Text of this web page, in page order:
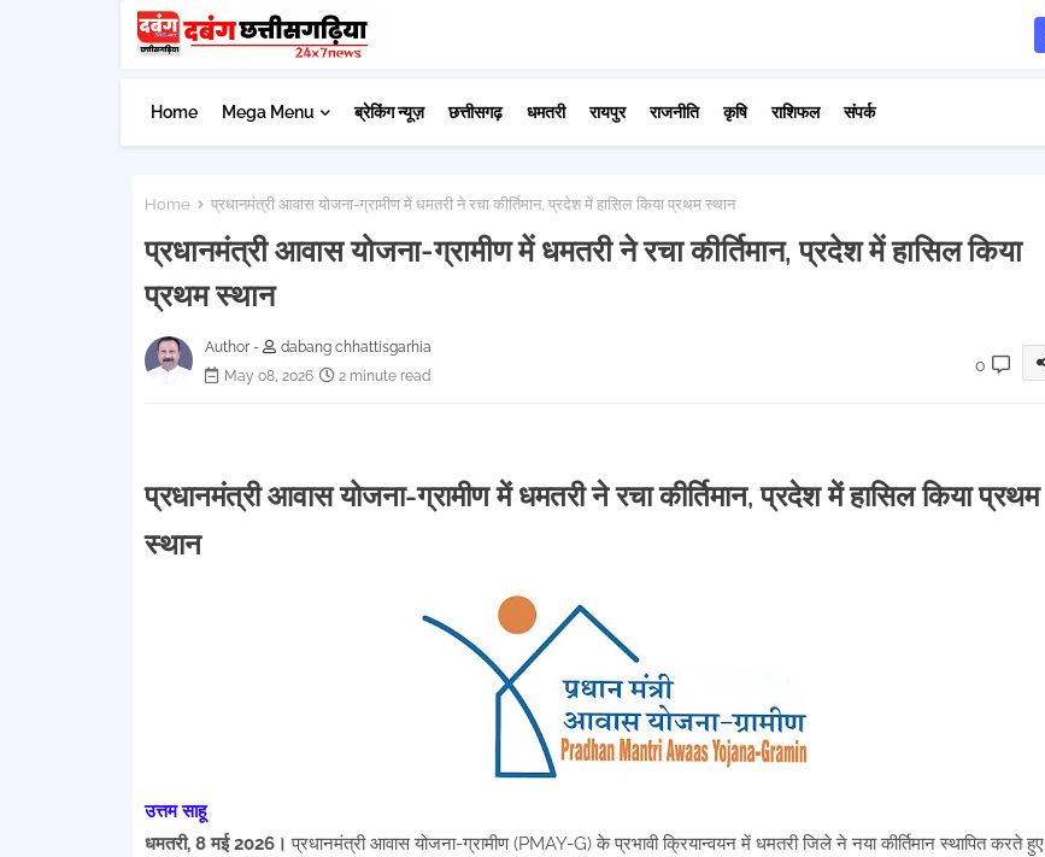
Home Mega Menu ब्रेकिंग न्यूज़ छत्तीसगढ़ धमतरी रायपुर राजनीति कृषि राशिफल संपर्क
Home प्रधानमंत्री आवास योजना-ग्रामीण में धमतरी ने रचा कीर्तिमान, प्रदेश में हासिल किया प्रथम स्थान
प्रधानमंत्री आवास योजना-ग्रामीण में धमतरी ने रचा कीर्तिमान, प्रदेश में हासिल किया
प्रथम स्थान
Author -
dabang chhattisgarhia
May 08, 2026
2 minute read
0
प्रधानमंत्री आवास योजना-ग्रामीण में धमतरी ने रचा कीर्तिमान, प्रदेश में हासिल किया प्रथम
स्थान
उत्तम साहू
धमतरी, 8 मई 2026। प्रधानमंत्री आवास योजना-ग्रामीण (PMAY-G) के प्रभावी क्रियान्वयन में धमतरी जिले ने नया कीर्तिमान स्थापित करते हुए